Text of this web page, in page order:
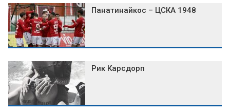
Панатинайкос – ЦСКА 1948
Рик Карсдорп